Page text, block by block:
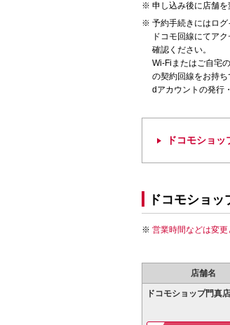
申し込み後に店舗を
予約手続きにはログ
ドコモ回線にてア
確認ください。
Wi-Fiまたはご自宅
の契約回線をお持ち
dアカウントの発行
ドコモショッ
ドコモショッ
営業時間などは変
店舗名
ドコモショップ門真店